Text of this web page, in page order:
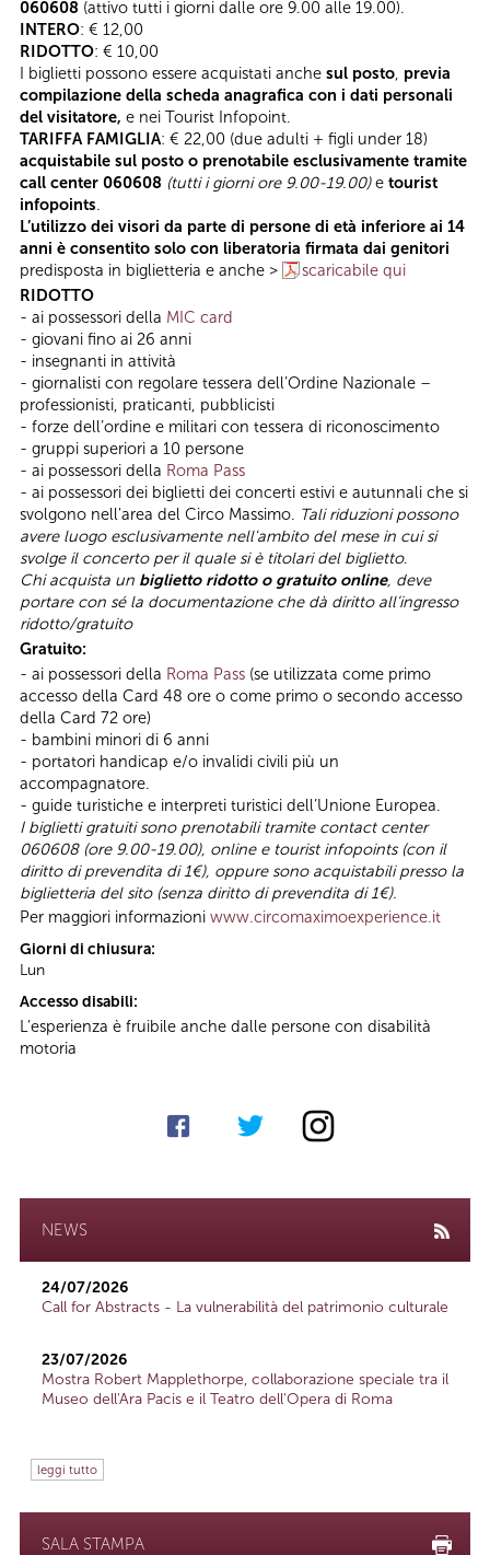
060608 (attivo tutti i giorni dalle ore 9.00 alle 19.00).
INTERO: € 12,00
RIDOTTO: € 10,00
I biglietti possono essere acquistati anche sul posto, previa
compilazione della scheda anagrafica con i dati personali
del visitatore, e nei Tourist Infopoint.
TARIFFA FAMIGLIA: € 22,00 (due adulti + figli under 18)
acquistabile sul posto o prenotabile esclusivamente tramite
call center 060608 (tutti i giorni ore 9.00-19.00)e tourist
infopoints.
L’utilizzo dei visori da parte di persone di età inferiore ai 14
anni è consentito solo con liberatoria firmata dai genitori
predisposta in biglietteria e anche >
scaricabile qui
RIDOTTO
- ai possessori della MIC card
- giovani fino ai 26 anni
- insegnanti in attività
- giornalisti con regolare tessera dell’Ordine Nazionale –
professionisti, praticanti, pubblicisti
- forze dell’ordine e militari con tessera di riconoscimento
- gruppi superiori a 10 persone
- ai possessori della Roma Pass
- ai possessori dei biglietti dei concerti estivi e autunnali che si
svolgono nell'area del Circo Massimo. Tali riduzioni possono
avere luogo esclusivamente nell'ambito del mese in cui si
svolge il concerto per il quale si è titolari del biglietto.
Chi acquista un biglietto ridotto o gratuito online, deve
portare con sé la documentazione che dà diritto all’ingresso
ridotto/gratuito
Gratuito:
- ai possessori della Roma Pass (se utilizzata come primo
accesso della Card 48 ore o come primo o secondo accesso
della Card 72 ore)
- bambini minori di 6 anni
- portatori handicap e/o invalidi civili più un
accompagnatore.
- guide turistiche e interpreti turistici dell’Unione Europea.
I biglietti gratuiti sono prenotabili tramite contact center
060608 (ore 9.00-19.00), online e tourist infopoints (con il
diritto di prevendita di 1€), oppure sono acquistabili presso la
biglietteria del sito (senza diritto di prevendita di 1€).
Per maggiori informazioni www.circomaximoexperience.it
Giorni di chiusura:
Lun
Accesso disabili:
L’esperienza è fruibile anche dalle persone con disabilità
motoria
NEWS
24/07/2026
Call for Abstracts - La vulnerabilità del patrimonio culturale
23/07/2026
Mostra Robert Mapplethorpe, collaborazione speciale tra il
Museo dell'Ara Pacis e il Teatro dell'Opera di Roma
leggi tutto
SALA STAMPA